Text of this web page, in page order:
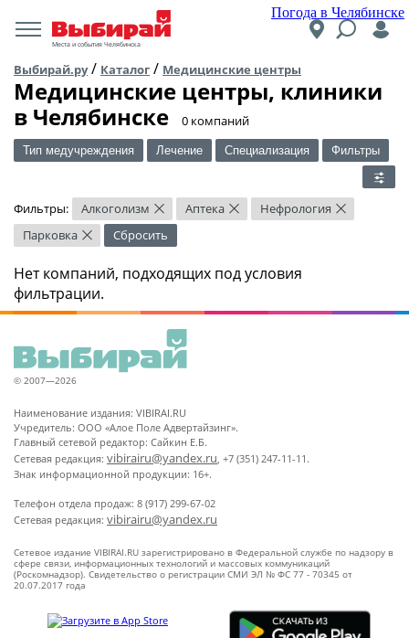
Погода в Челябинске
Места и события Челябинска
Выбирай.ру/ Каталог / Медицинские центры
Медицинские центры, клиники
в Челябинске
​0 компаний
Тип медучреждения Лечение Специализация Фильтры
Фильтры: Алкоголизм × Аптека × Нефрология ×
Парковка × Сбросить
Нет компаний, подходящих под условия
фильтрации.
© 2007—2026
Наименование издания: VIBIRAI.RU
Учредитель: ООО «Алое Поле Адвертайзинг».
Главный сетевой редактор: Сайкин Е.Б.
Сетевая редакция: vibirairu@yandex.ru, +7 (351) 247-11-11.
Знак информационной продукции: 16+.
Телефон отдела продаж: 8 (917) 299-67-02
Сетевая редакция: vibirairu@yandex.ru
Сетевое издание VIBIRAI.RU зарегистрировано в Федеральной службе по надзору в
сфере связи, информационных технологий и массовых коммуникаций
(Роскомнадзор). Свидетельство о регистрации СМИ ЭЛ № ФС 77 - 70345 от
20.07.2017 года